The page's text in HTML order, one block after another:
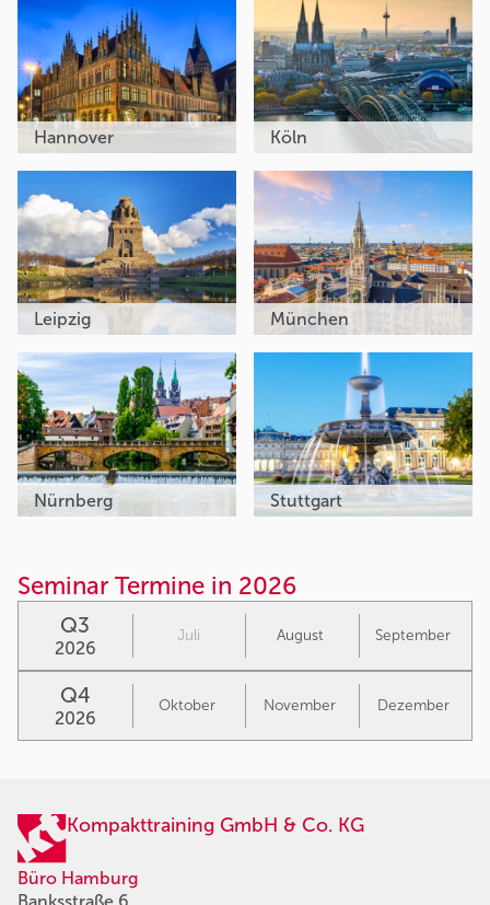
Hannover Köln
Leipzig München
Nürnberg Stuttgart
Seminar Termine in 2026
Q3
2026
Juli August September
Q4
2026
Oktober November Dezember
Kompakttraining GmbH & Co. KG
Büro Hamburg